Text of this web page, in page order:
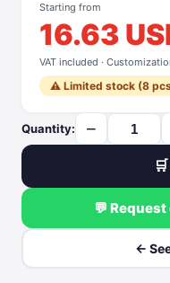
Starting from
16.63
VAT included ·
⚠️ Limited stock (8
Quantity: −
💬
←